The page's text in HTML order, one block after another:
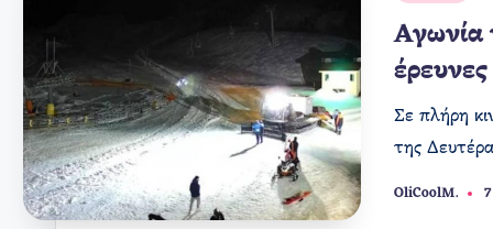
Αγωνία
έρευνες
Σε πλήρη
της
Συγγραφέας:
OliCoolM.